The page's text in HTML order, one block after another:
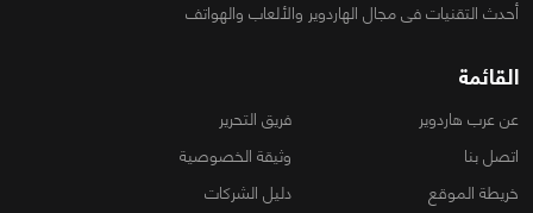
أحدث التقنيات فى مجال الهاردوير والألعاب والهواتف
القائمة
عن عرب هاردوير
فريق التحرير
اتصل بنا
وثيقة الخصوصية
خريطة الموقع
دليل الشركات